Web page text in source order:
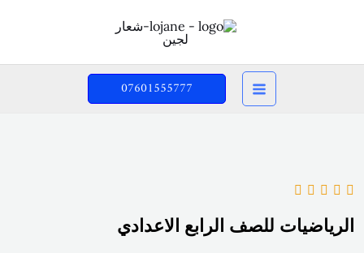
07601555777
الرياضيات للصف الرابع الاعدادي